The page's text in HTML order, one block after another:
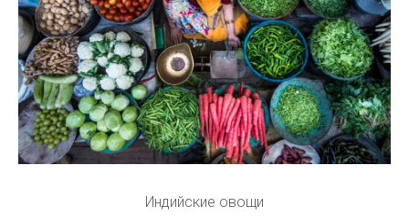
Индийские овощи